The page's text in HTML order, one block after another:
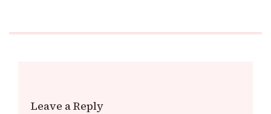
Leave a Reply